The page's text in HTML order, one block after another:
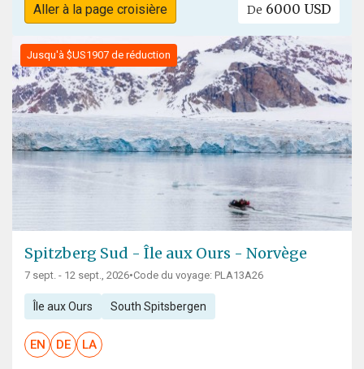
Aller à la page croisière De 6000 USD
Jusqu'à $US1907 de réduction
Spitzberg Sud - Île aux Ours - Norvège
7 sept. - 12 sept., 2026•Code du voyage: PLA13A26
Île aux Ours South Spitsbergen
EN DE LA